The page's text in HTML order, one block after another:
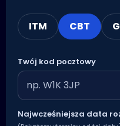
ITM CBT
Twój kod pocztowy
Najwcześniejsza data